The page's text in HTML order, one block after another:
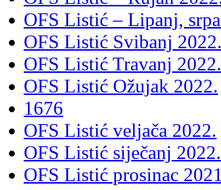
OFS Listić – Lipanj,
OFS Listić Svibanj
OFS Listić Travanj 2022.
OFS Listić Ožujak 2022.
1676
OFS Listić veljača 2022.
OFS Listić siječanj 2022.
OFS Listić prosinac